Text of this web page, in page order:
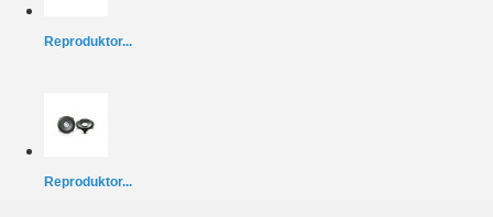
Reproduktor...
Reproduktor...